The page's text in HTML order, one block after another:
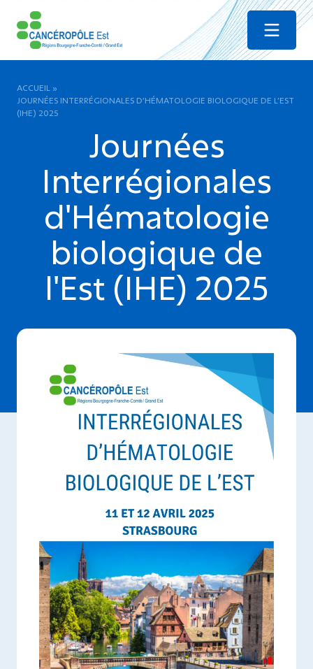
Menu
ACCUEIL »
JOURNÉES INTERRÉGIONALES D’HÉMATOLOGIE BIOLOGIQUE DE L’EST
(IHE) 2025
Journées
Interrégionales
d'Hématologie
biologique de
l'Est (IHE) 2025